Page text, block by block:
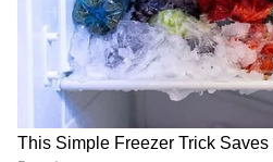
LATEST VIDEOS